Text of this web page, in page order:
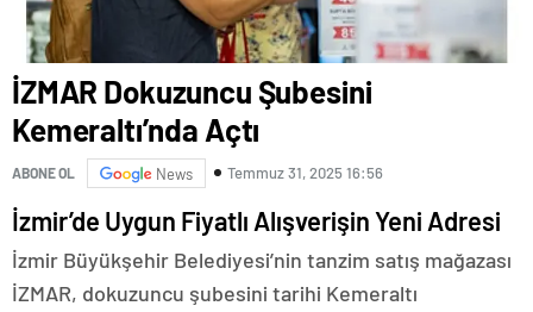
İZMAR Dokuzuncu Şubesini
Kemeraltı’nda Açtı
ABONE OL News Temmuz 31, 2025 16:56
İzmir’de Uygun Fiyatlı Alışverişin Yeni Adresi
İzmir Büyükşehir Belediyesi’nin tanzim satış mağazası
İZMAR, dokuzuncu şubesini tarihi Kemeraltı